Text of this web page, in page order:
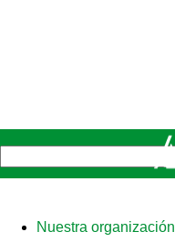
Nuestra organización